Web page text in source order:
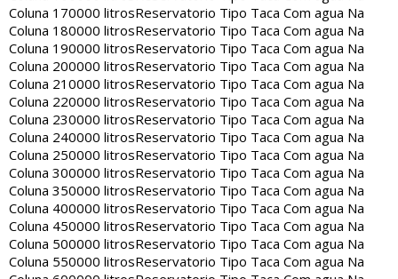
Coluna 170000 litrosReservatorio Tipo Taca Com agua Na
Coluna 180000 litrosReservatorio Tipo Taca Com agua Na
Coluna 190000 litrosReservatorio Tipo Taca Com agua Na
Coluna 200000 litrosReservatorio Tipo Taca Com agua Na
Coluna 210000 litrosReservatorio Tipo Taca Com agua Na
Coluna 220000 litrosReservatorio Tipo Taca Com agua Na
Coluna 230000 litrosReservatorio Tipo Taca Com agua Na
Coluna 240000 litrosReservatorio Tipo Taca Com agua Na
Coluna 250000 litrosReservatorio Tipo Taca Com agua Na
Coluna 300000 litrosReservatorio Tipo Taca Com agua Na
Coluna 350000 litrosReservatorio Tipo Taca Com agua Na
Coluna 400000 litrosReservatorio Tipo Taca Com agua Na
Coluna 450000 litrosReservatorio Tipo Taca Com agua Na
Coluna 500000 litrosReservatorio Tipo Taca Com agua Na
Coluna 550000 litrosReservatorio Tipo Taca Com agua Na